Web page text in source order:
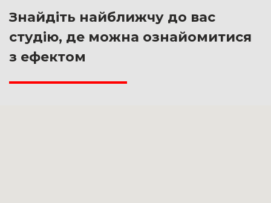
Знайдіть найближчу до вас
студію, де можна ознайомитися
з ефектом